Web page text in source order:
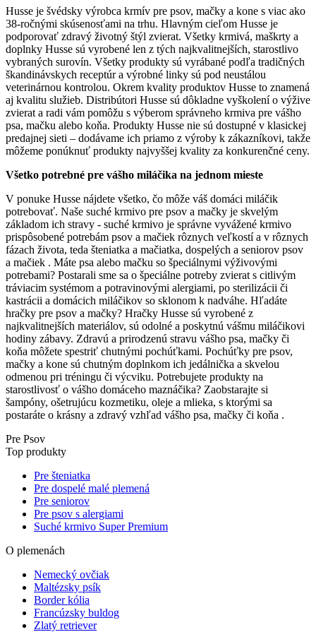
Husse je švédsky výrobca krmív pre psov, mačky a kone s viac ako
38-ročnými skúsenosťami na trhu. Hlavným cieľom Husse je
podporovať zdravý životný štýl zvierat. Všetky krmivá, maškrty a
doplnky Husse sú vyrobené len z tých najkvalitnejších, starostlivo
vybraných surovín. Všetky produkty sú vyrábané podľa tradičných
škandinávskych receptúr a výrobné linky sú pod neustálou
veterinárnou kontrolou. Okrem kvality produktov Husse to znamená
aj kvalitu služieb. Distribútori Husse sú dôkladne vyškolení o výžive
zvierat a radi vám pomôžu s výberom správneho krmiva pre vášho
psa, mačku alebo koňa. Produkty Husse nie sú dostupné v klasickej
predajnej sieti – dodávame ich priamo z výroby k zákazníkovi, takže
môžeme ponúknuť produkty najvyššej kvality za konkurenčné ceny.
Všetko potrebné pre vášho miláčika na jednom mieste
V ponuke Husse nájdete všetko, čo môže váš domáci miláčik
potrebovať. Naše suché krmivo pre psov a mačky je skvelým
základom ich stravy - suché krmivo je správne vyvážené krmivo
prispôsobené potrebám psov a mačiek rôznych veľkostí a v rôznych
fázach života, teda šteniatka a mačiatka, dospelých a seniorov psov
a mačiek . Máte psa alebo mačku so špeciálnymi výživovými
potrebami? Postarali sme sa o špeciálne potreby zvierat s citlivým
tráviacim systémom a potravinovými alergiami, po sterilizácii či
kastrácii a domácich miláčikov so sklonom k nadváhe. Hľadáte
hračky pre psov a mačky? Hračky Husse sú vyrobené z
najkvalitnejších materiálov, sú odolné a poskytnú vášmu miláčikovi
hodiny zábavy. Zdravú a prirodzenú stravu vášho psa, mačky či
koňa môžete spestriť chutnými pochúťkami. Pochúťky pre psov,
mačky a kone sú chutným doplnkom ich jedálnička a skvelou
odmenou pri tréningu či výcviku. Potrebujete produkty na
starostlivosť o vášho domáceho maznáčika? Zaobstarajte si
šampóny, ošetrujúcu kozmetiku, oleje a mlieka, s ktorými sa
postaráte o krásny a zdravý vzhľad vášho psa, mačky či koňa .
Pre Psov
Top produkty
Pre šteniatka
Pre dospelé malé plemená
Pre seniorov
Pre psov s alergiami
Suché krmivo Super Premium
O plemenách
Nemecký ovčiak
Maltézsky psík
Border kólia
Francúzsky buldog
Zlatý retriever